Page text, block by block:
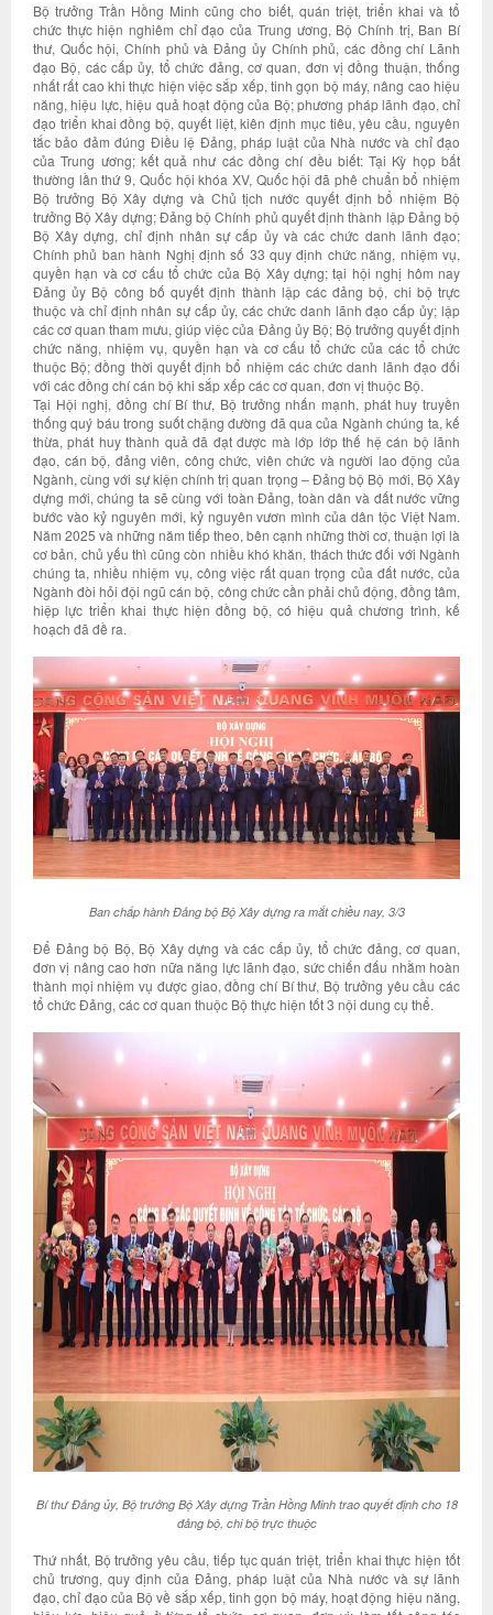
Bộ trưởng Trần Hồng Minh cũng cho biết, quán triệt, triển khai và tổ
chức thực hiện nghiêm chỉ đạo của Trung ương, Bộ Chính trị, Ban Bí
thư, Quốc hội, Chính phủ và Đảng ủy Chính phủ, các đồng chí Lãnh
đạo Bộ, các cấp ủy, tổ chức đảng, cơ quan, đơn vị đồng thuận, thống
nhất rất cao khi thực hiện việc sắp xếp, tinh gọn bộ máy, nâng cao hiệu
năng, hiệu lực, hiệu quả hoạt động của Bộ; phương pháp lãnh đạo, chỉ
đạo triển khai đồng bộ, quyết liệt, kiên định mục tiêu, yêu cầu, nguyên
tắc bảo đảm đúng Điều lệ Đảng, pháp luật của Nhà nước và chỉ đạo
của Trung ương; kết quả như các đồng chí đều biết: Tại Kỳ họp bất
thường lần thứ 9, Quốc hội khóa XV, Quốc hội đã phê chuẩn bổ nhiệm
Bộ trưởng Bộ Xây dựng và Chủ tịch nước quyết định bổ nhiệm Bộ
trưởng Bộ Xây dựng; Đảng bộ Chính phủ quyết định thành lập Đảng bộ
Bộ Xây dựng, chỉ định nhân sự cấp ủy và các chức danh lãnh đạo;
Chính phủ ban hành Nghị định số 33 quy định chức năng, nhiệm vụ,
quyền hạn và cơ cấu tổ chức của Bộ Xây dựng; tại hội nghị hôm nay
Đảng ủy Bộ công bố quyết định thành lập các đảng bộ, chi bộ trực
thuộc và chỉ định nhân sự cấp ủy, các chức danh lãnh đạo cấp ủy; lập
các cơ quan tham mưu, giúp việc của Đảng ủy Bộ; Bộ trưởng quyết định
chức năng, nhiệm vụ, quyền hạn và cơ cấu tổ chức của các tổ chức
thuộc Bộ; đồng thời quyết định bổ nhiệm các chức danh lãnh đạo đối
với các đồng chí cán bộ khi sắp xếp các cơ quan, đơn vị thuộc Bộ.
Tại Hội nghị, đồng chí Bí thư, Bộ trưởng nhấn mạnh, phát huy truyền
thống quý báu trong suốt chặng đường đã qua của Ngành chúng ta, kế
thừa, phát huy thành quả đã đạt được mà lớp lớp thế hệ cán bộ lãnh
đạo, cán bộ, đảng viên, công chức, viên chức và người lao động của
Ngành, cùng với sự kiện chính trị quan trọng – Đảng bộ Bộ mới, Bộ Xây
dựng mới, chúng ta sẽ cùng với toàn Đảng, toàn dân và đất nước vững
bước vào kỷ nguyên mới, kỷ nguyên vươn mình của dân tộc Việt Nam.
Năm 2025 và những năm tiếp theo, bên cạnh những thời cơ, thuận lợi là
cơ bản, chủ yếu thì cũng còn nhiều khó khăn, thách thức đối với Ngành
chúng ta, nhiều nhiệm vụ, công việc rất quan trọng của đất nước, của
Ngành đòi hỏi đội ngũ cán bộ, công chức cần phải chủ động, đồng tâm,
hiệp lực triển khai thực hiện đồng bộ, có hiệu quả chương trình, kế
hoạch đã đề ra.
Ban chấp hành Đảng bộ Bộ Xây dựng ra mắt chiều nay, 3/3
Để Đảng bộ Bộ, Bộ Xây dựng và các cấp ủy, tổ chức đảng, cơ quan,
đơn vị nâng cao hơn nữa năng lực lãnh đạo, sức chiến đấu nhằm hoàn
thành mọi nhiệm vụ được giao, đồng chí Bí thư, Bộ trưởng yêu cầu các
tổ chức Đảng, các cơ quan thuộc Bộ thực hiện tốt 3 nội dung cụ thể.
Bí thư Đảng ủy, Bộ trưởng Bộ Xây dựng Trần Hồng Minh trao quyết định cho 18
đảng bộ, chi bộ trực thuộc
Thứ nhất, Bộ trưởng yêu cầu, tiếp tục quán triệt, triển khai thực hiện tốt
chủ trương, quy định của Đảng, pháp luật của Nhà nước và sự lãnh
đạo, chỉ đạo của Bộ về sắp xếp, tinh gọn bộ máy, hoạt động hiệu năng,